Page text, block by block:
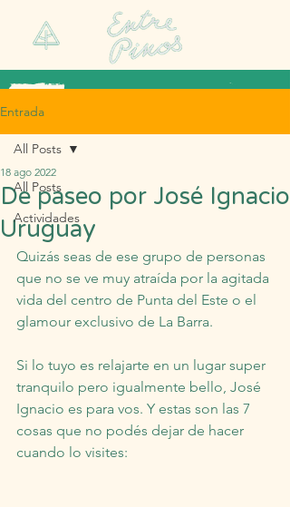
Entrada
All Posts
Actividades
All Posts
De paseo por José Ignacio
Uruguay
18 ago 2022
Quizás seas de ese grupo de personas
que no se ve muy atraída por la agitada
vida del centro de Punta del Este o el
glamour exclusivo de La Barra.
Si lo tuyo es relajarte en un lugar super
tranquilo pero igualmente bello, José
Ignacio es para vos. Y estas son las 7
cosas que no podés dejar de hacer
cuando lo visites: